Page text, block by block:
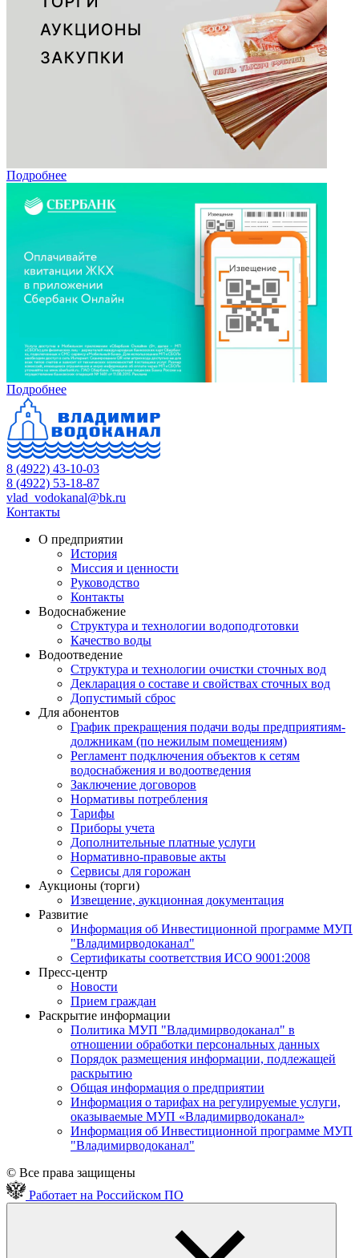
Подробнее
Подробнее
8 (4922) 43-10-03
8 (4922) 53-18-87
vlad_vodokanal@bk.ru
Контакты
О предприятии
История
Миссия и ценности
Руководство
Контакты
Водоснабжение
Структура и технологии водоподготовки
Качество воды
Водоотведение
Структура и технологии очистки сточных вод
Декларация о составе и свойствах сточных вод
Допустимый сброс
Для абонентов
График прекращения подачи воды предприятиям-
должникам (по нежилым помещениям)
Регламент подключения объектов к сетям
водоснабжения и водоотведения
Заключение договоров
Нормативы потребления
Тарифы
Приборы учета
Дополнительные платные услуги
Нормативно-правовые акты
Сервисы для горожан
Аукционы (торги)
Извещение, аукционная документация
Развитие
Информация об Инвестиционной программе МУП
"Владимирводоканал"
Сертификаты соответствия ИСО 9001:2008
Пресс-центр
Новости
Прием граждан
Раскрытие информации
Политика МУП "Владимирводоканал" в
отношении обработки персональных данных
Порядок размещения информации, подлежащей
раскрытию
Общая информация о предприятии
Информация о тарифах на регулируемые услуги,
оказываемые МУП «Владимирводоканал»
Информация об Инвестиционной программе МУП
"Владимирводоканал"
© Все права защищены
Работает на Российском ПО